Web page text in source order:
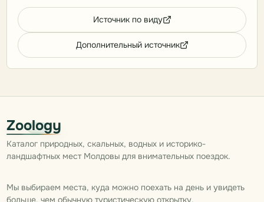
Источник по виду
Дополнительный источник
Zoology
Каталог природных, скальных, водных и историко-
ландшафтных мест Молдовы для внимательных поездок.
Мы выбираем места, куда можно поехать на день и увидеть
больше, чем обычную туристическую открытку.